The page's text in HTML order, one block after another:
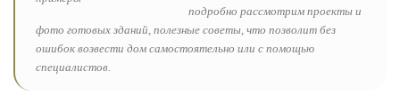
подробно рассмотрим проекты и
фото готовых зданий, полезные советы, что позволит без
ошибок возвести дом самостоятельно или с помощью
специалистов.